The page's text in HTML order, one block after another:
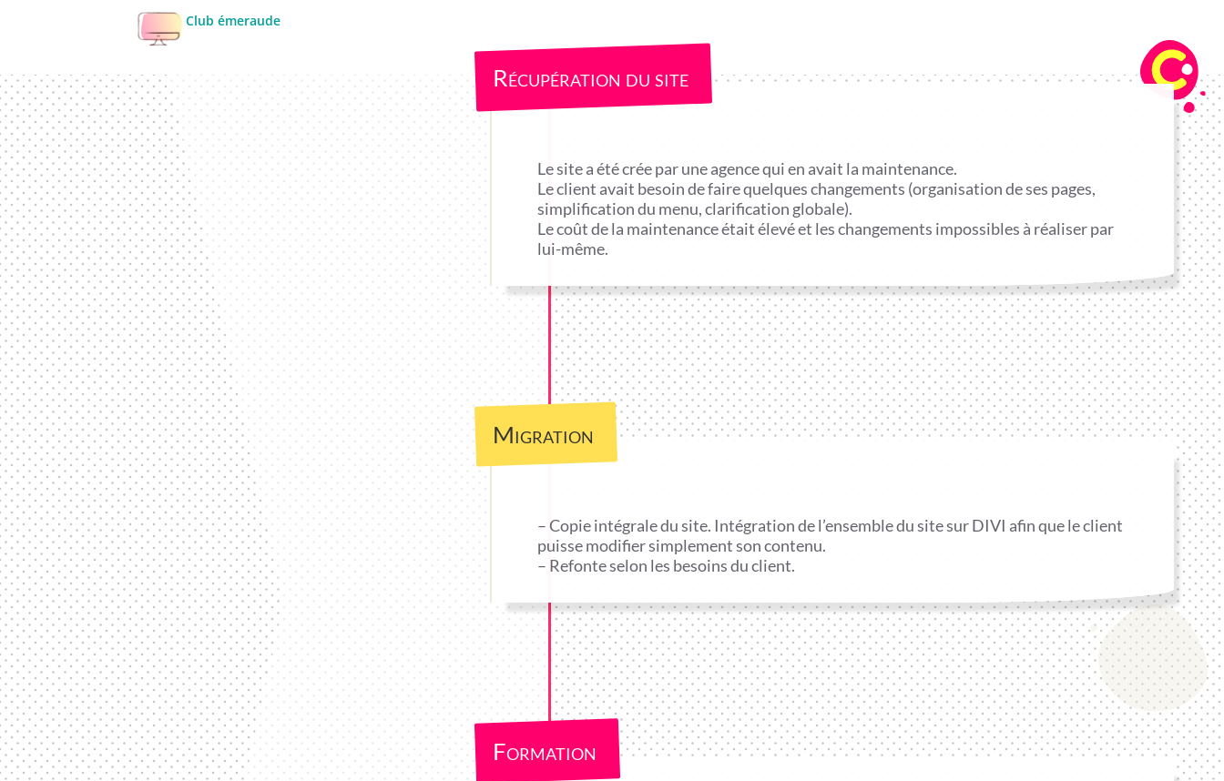
Club émeraude
Récupération du site
Le site a été crée par une agence qui en avait la maintenance.
Le client avait besoin de faire quelques changements (organisation de ses pages,
simplification du menu, clarification globale).
Le coût de la maintenance était élevé et les changements impossibles à réaliser par
lui-même.
Migration
– Copie intégrale du site. Intégration de l’ensemble du site sur DIVI afin que le client
puisse modifier simplement son contenu.
– Refonte selon les besoins du client.
Formation